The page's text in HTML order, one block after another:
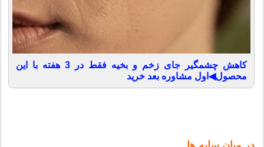
کاهش چشمگیر جای زخم و بخیه فقط در 3 هفته با این
محصول◀اول مشاوره بعد خرید